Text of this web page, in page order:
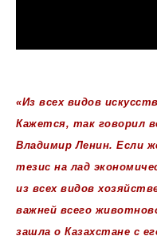
«Из всех видов
Кажется, так говорил
Владимир Ленин. Если
тезис на лад
из всех видов
важней всего
зашла о Казахстане с